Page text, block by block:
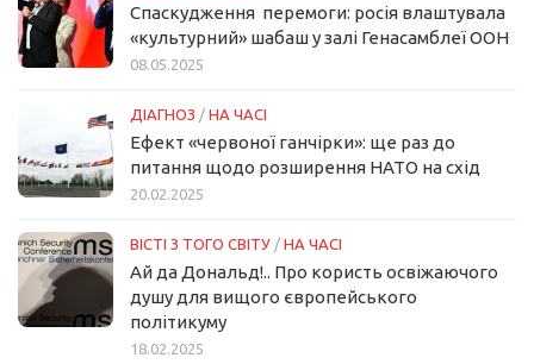
Спаскудження перемоги: росія влаштувала
«культурний» шабаш у залі Генасамблеї ООН
08.05.2025
ДІАГНОЗ / НА ЧАСІ
Ефект «червоної ганчірки»: ще раз до
питання щодо розширення НАТО на схід
20.02.2025
ВІСТІ З ТОГО СВІТУ / НА ЧАСІ
Ай да Дональд!.. Про користь освіжаючого
душу для вищого європейського
політикуму
18.02.2025